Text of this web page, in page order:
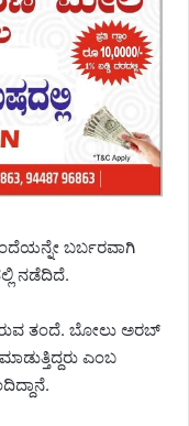
ಬರ್ಬರವಾಗಿ
ನಡೆದಿದೆ.
ತಂದೆ. ಬೋಲು ಅರಬ್
ಎಂಬ